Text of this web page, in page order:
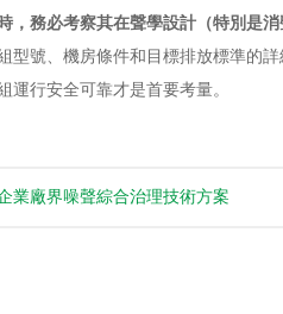
，務必考察其在聲學設計（特別是
型號、機房條件和目標排放標準的
運行安全可靠才是首要考量。
業廠界噪聲綜合治理技術方案